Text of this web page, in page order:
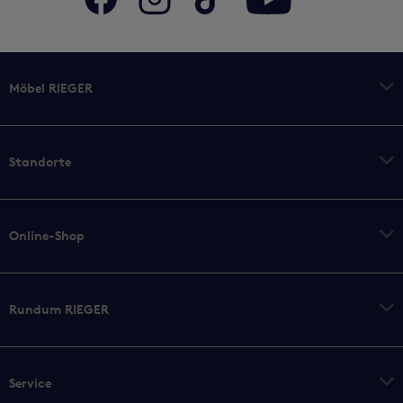
Möbel RIEGER
Standorte
Online-Shop
Rundum RIEGER
Service